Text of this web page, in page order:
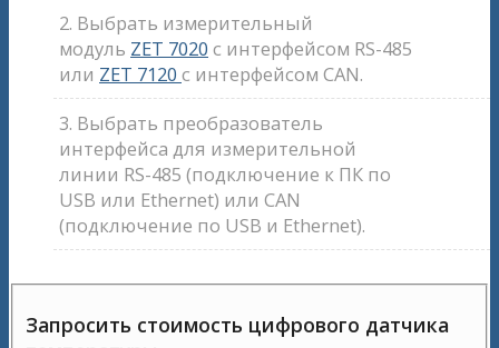
2. Выбрать измерительный
модуль ZET 7020 с интерфейсом RS-485
или ZET 7120 с интерфейсом CAN.
3. Выбрать преобразователь
интерфейса для измерительной
линии RS-485 (подключение к ПК по
USB или Ethernet) или CAN
(подключение по USB и Ethernet).
Запросить стоимость цифрового датчика